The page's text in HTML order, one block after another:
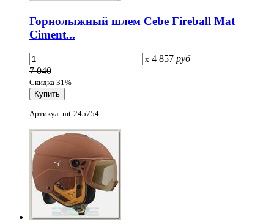
Горнолыжный шлем Cebe Fireball Mat
Ciment...
x 4 857 руб
7 040
Скидка 31%
Артикул: mt-245754